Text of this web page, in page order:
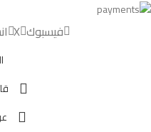
فيسبوك X